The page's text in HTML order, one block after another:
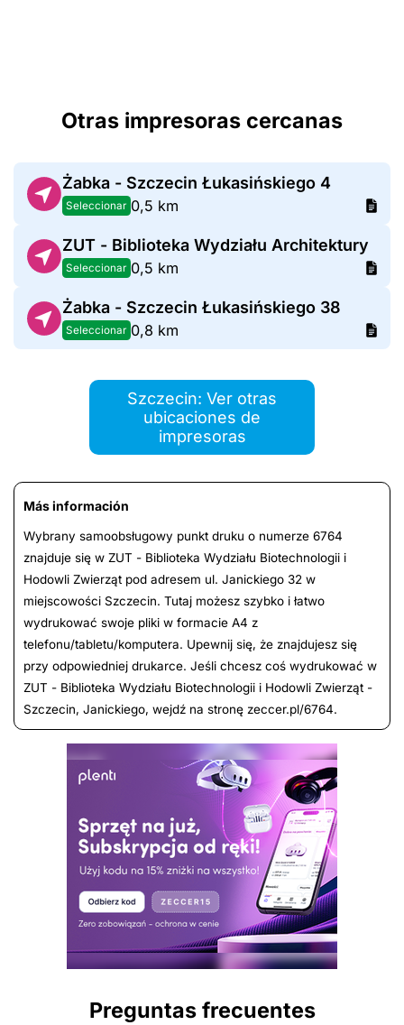
Otras impresoras cercanas
Żabka - Szczecin Łukasińskiego 4
Seleccionar 0,5 km
ZUT - Biblioteka Wydziału Architektury
Seleccionar 0,5 km
Żabka - Szczecin Łukasińskiego 38
Seleccionar 0,8 km
Szczecin: Ver otras
ubicaciones de
impresoras
Más información
Wybrany samoobsługowy punkt druku o numerze 6764
znajduje się w ZUT - Biblioteka Wydziału Biotechnologii i
Hodowli Zwierząt pod adresem ul. Janickiego 32 w
miejscowości Szczecin. Tutaj możesz szybko i łatwo
wydrukować swoje pliki w formacie A4 z
telefonu/tabletu/komputera. Upewnij się, że znajdujesz się
przy odpowiedniej drukarce. Jeśli chcesz coś wydrukować w
ZUT - Biblioteka Wydziału Biotechnologii i Hodowli Zwierząt -
Szczecin, Janickiego, wejdź na stronę zeccer.pl/6764.
Preguntas frecuentes